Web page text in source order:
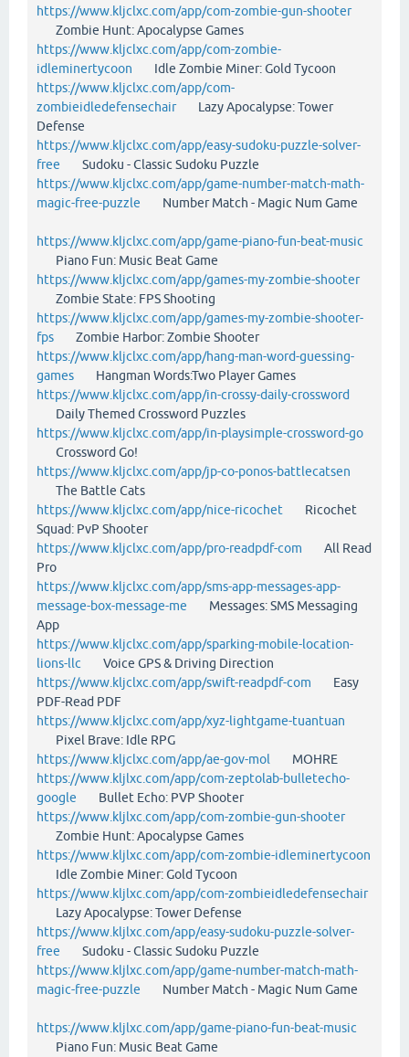
https://www.kljclxc.com/app/com-zombie-gun-shooter
Zombie Hunt: Apocalypse Games
https://www.kljclxc.com/app/com-zombie-
idleminertycoon Idle Zombie Miner: Gold Tycoon
https://www.kljclxc.com/app/com-
zombieidledefensechairLazy Apocalypse: Tower
Defense
https://www.kljclxc.com/app/easy-sudoku-puzzle-solver-
free Sudoku - Classic Sudoku Puzzle
https://www.kljclxc.com/app/game-number-match-math-
magic-free-puzzle Number Match - Magic Num Game
https://www.kljclxc.com/app/game-piano-fun-beat-music
Piano Fun: Music Beat Game
https://www.kljclxc.com/app/games-my-zombie-shooter
Zombie State: FPS Shooting
https://www.kljclxc.com/app/games-my-zombie-shooter-
fps Zombie Harbor: Zombie Shooter
https://www.kljclxc.com/app/hang-man-word-guessing-
games Hangman Words:Two Player Games
https://www.kljclxc.com/app/in-crossy-daily-crossword
Daily Themed Crossword Puzzles
https://www.kljclxc.com/app/in-playsimple-crossword-go
Crossword Go!
https://www.kljclxc.com/app/jp-co-ponos-battlecatsen
The Battle Cats
https://www.kljclxc.com/app/nice-ricochet Ricochet
Squad: PvP Shooter
https://www.kljclxc.com/app/pro-readpdf-com All Read
Pro
https://www.kljclxc.com/app/sms-app-messages-app-
message-box-message-me Messages: SMS Messaging
App
https://www.kljclxc.com/app/sparking-mobile-location-
lions-llc Voice GPS & Driving Direction
https://www.kljclxc.com/app/swift-readpdf-com Easy
PDF-Read PDF
https://www.kljclxc.com/app/xyz-lightgame-tuantuan
Pixel Brave: Idle RPG
https://www.kljclxc.com/app/ae-gov-mol MOHRE
https://www.kljlxc.com/app/com-zeptolab-bulletecho-
google Bullet Echo: PVP Shooter
https://www.kljlxc.com/app/com-zombie-gun-shooter
Zombie Hunt: Apocalypse Games
https://www.kljlxc.com/app/com-zombie-idleminertycoon
Idle Zombie Miner: Gold Tycoon
https://www.kljlxc.com/app/com-zombieidledefensechair
Lazy Apocalypse: Tower Defense
https://www.kljlxc.com/app/easy-sudoku-puzzle-solver-
free Sudoku - Classic Sudoku Puzzle
https://www.kljlxc.com/app/game-number-match-math-
magic-free-puzzle Number Match - Magic Num Game
https://www.kljlxc.com/app/game-piano-fun-beat-music
Piano Fun: Music Beat Game